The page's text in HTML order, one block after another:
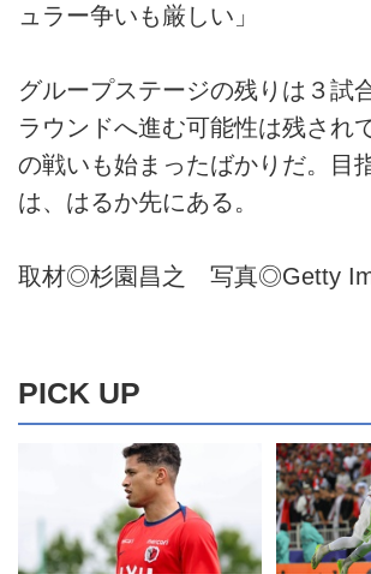
ュラー争いも厳しい」
グループステージの残りは３試
ラウンドへ進む可能性は残され
の戦いも始まったばかりだ。目
は、はるか先にある。
取材◎杉園昌之 写真◎Getty
PICK UP